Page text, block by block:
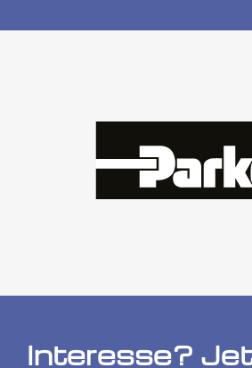
Interesse?